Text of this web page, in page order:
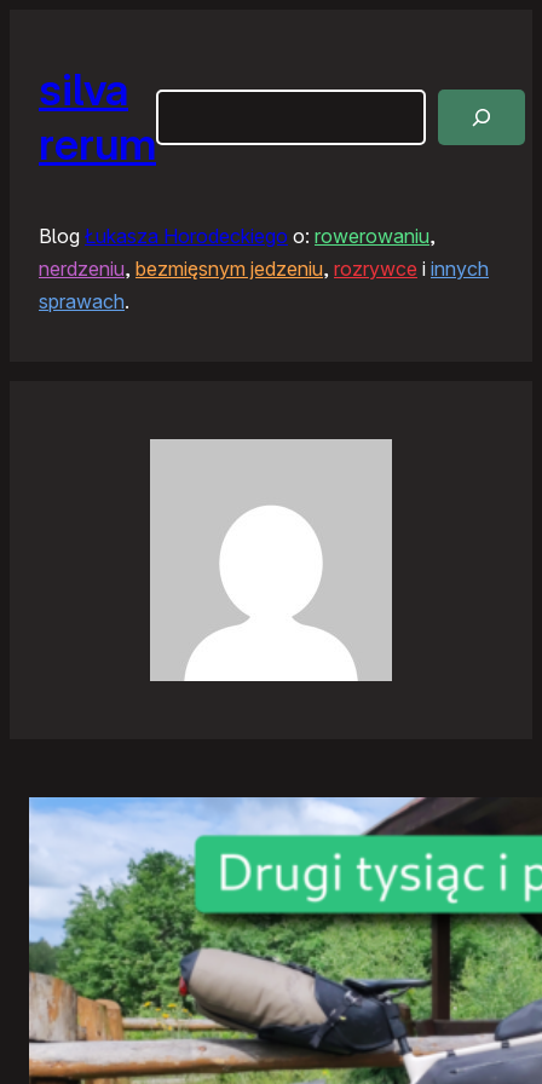
silva
rerum
Blog Łukasza Horodeckiego o: rowerowaniu,
nerdzeniu, bezmięsnym jedzeniu, rozrywce i innych
sprawach.